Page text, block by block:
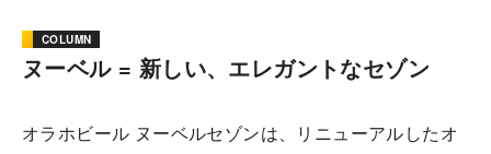
COLUMN
ヌーベル = 新しい、エレガントなセゾン
オラホビール ヌーベルセゾンは、リニューアルしたオ